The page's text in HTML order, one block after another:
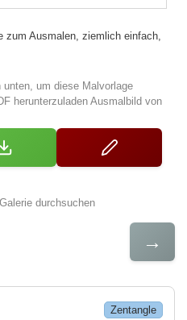
zum Ausmalen, ziemlich einfach,
um diese Malvorlage
herunterzuladen Ausmalbild von
durchsuchen
→
Zentangle